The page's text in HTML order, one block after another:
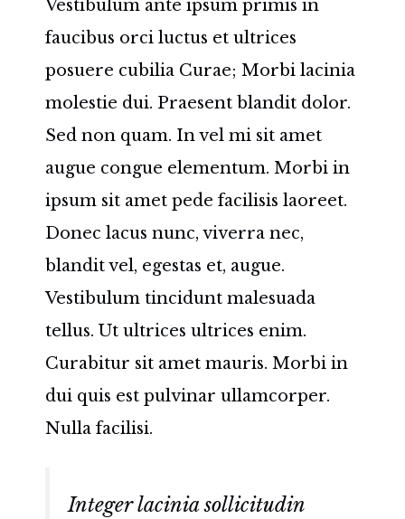
Vestibulum ante ipsum primis in
faucibus orci luctus et ultrices
posuere cubilia Curae; Morbi lacinia
molestie dui. Praesent blandit dolor.
Sed non quam. In vel mi sit amet
augue congue elementum. Morbi in
ipsum sit amet pede facilisis laoreet.
Donec lacus nunc, viverra nec,
blandit vel, egestas et, augue.
Vestibulum tincidunt malesuada
tellus. Ut ultrices ultrices enim.
Curabitur sit amet mauris. Morbi in
dui quis est pulvinar ullamcorper.
Nulla facilisi.
Integer lacinia sollicitudin